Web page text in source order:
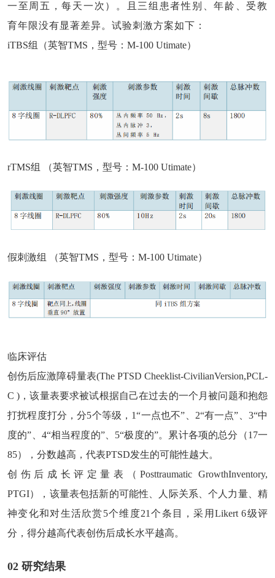
一至周五，每天一次）。且三组患者性别、年龄、受教
育年限没有显著差异。试验刺激方案如下：
iTBS组（英智TMS，型号：M-100 Utimate）
rTMS组 （英智TMS，型号：M-100 Utimate）
假刺激组 （英智TMS，型号：M-100 Utimate）
临床评估
创伤后应激障碍量表(The PTSD Cheeklist-CivilianVersion,PCL-
C )，该量表要求被试根据自己在过去的一个月被问题和抱怨
打扰程度打分，分5个等级，1“一点也不”、2“有一点”、3“中
度的”、4“相当程度的”、5“极度的”。累计各项的总分（17一
85），分数越高，代表PTSD发生的可能性越大。
创伤后成长评定量表（Posttraumatic GrowthInventory,
PTGI），该量表包括新的可能性、人际关系、个人力量、精
神变化和对生活欣赏5个维度21个条目，采用Likert 6级评
分，得分越高代表创伤后成长水平越高。
02 研究结果